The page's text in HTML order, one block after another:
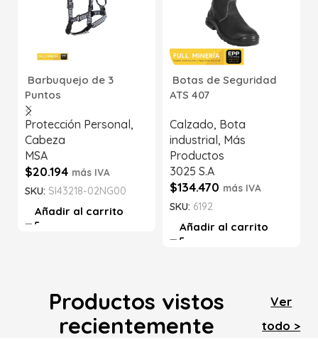
Barbuquejo de 3
Puntos
Protección Personal,
Cabeza
MSA
$20.194 más IVA
SKU: SI43218-02NG00
Añadir al carrito
Botas de Seguridad
ATS 407
Calzado, Bota
industrial, Más
Productos
3025 S.A
$134.470 más IVA
SKU: 6192
Añadir al carrito
Productos vistos
recientemente
Ver
todo >